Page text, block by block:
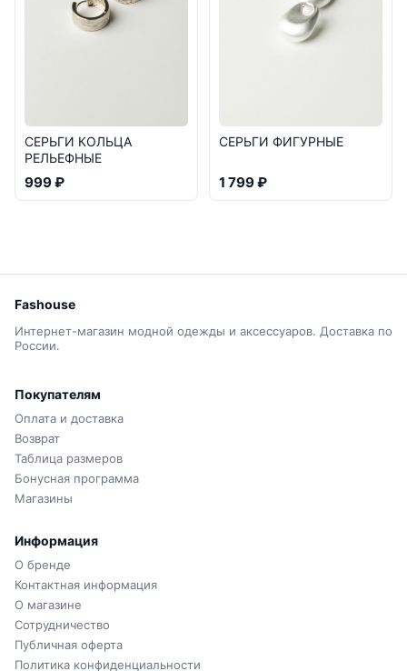
СЕРЬГИ КОЛЬЦА
РЕЛЬЕФНЫЕ
999 ₽
СЕРЬГИ ФИГУРНЫЕ
1 799 ₽
Fashouse
Интернет-магазин модной одежды и аксессуаров. Доставка по
России.
Покупателям
Оплата и доставка
Возврат
Таблица размеров
Бонусная программа
Магазины
Информация
О бренде
Контактная информация
О магазине
Сотрудничество
Публичная оферта
Политика конфиденциальности